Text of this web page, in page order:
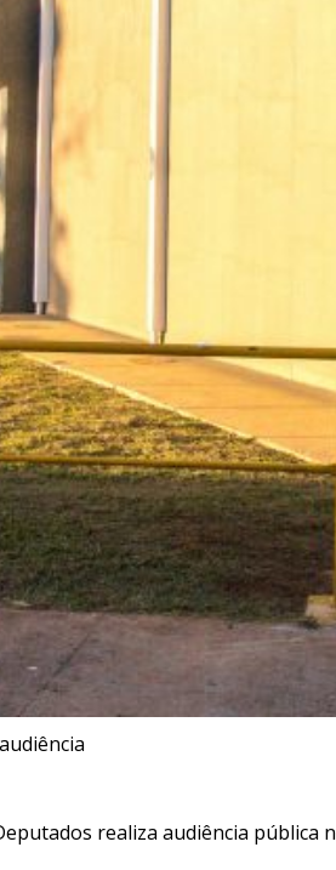
realiza audiência